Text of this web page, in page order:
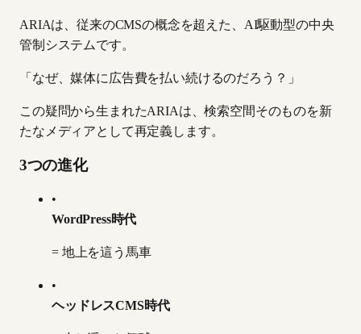
ARIAは、従来のCMSの概念を超えた、AI駆動型の中央
管制システムです。
「なぜ、媒体に広告費を払い続けるのだろう？」
この疑問から生まれたARIAは、検索空間そのものを新
たなメディアとして再定義します。
3つの進化
•
WordPress時代
= 地上を這う馬車
•
ヘッドレスCMS時代